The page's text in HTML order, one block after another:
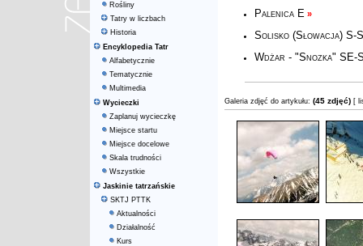
Rośliny
Tatry w liczbach
Historia
Encyklopedia Tatr
Alfabetycznie
Tematycznie
Multimedia
Wycieczki
Zaplanuj wycieczkę
Miejsce startu
Miejsce docelowe
Skala trudności
Wszystkie
Jaskinie tatrzańskie
SKTJ PTTK
Aktualności
Działalność
Kurs
Palenica E »
Solisko (Słowacja) S-
Wdżar - "Snozka" SE-
Galeria zdjęć do artykułu: (45 zdjęć) [